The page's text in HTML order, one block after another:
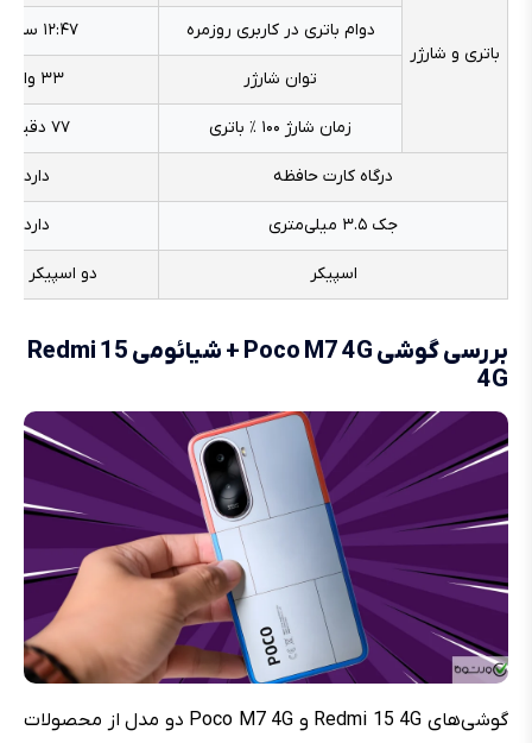
باتری و شارژر
دوام باتری در کاربری روزمره ۱۲:۴۷ ساعت
توان شارژر ۳۳ وات
زمان شارژ ۱۰۰ ٪ باتری ۷۷ دقیقه
درگاه کارت حافظه دارد
جک ۳.۵ میلی‌متری دارد
اسپیکر دو اسپیکر
بررسی گوشی Poco M7 4G + شیائومی Redmi 15
4G
گوشی‌های Redmi 15 4G و Poco M7 4G دو مدل از محصولات